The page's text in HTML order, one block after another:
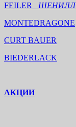
FEILER ШЕНИЛЛ
MONTEDRAGONE
CURT BAUER
BIEDERLACK
АКЦИИ